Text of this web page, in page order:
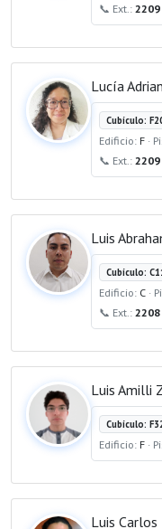
📞 Ext.: 2209
Lucía
Cubículo:
Edificio: F ·
📞 Ext.: 2209
Luis
Cubículo:
Edificio: C ·
📞 Ext.: 2208
Luis Amilli
Cubículo:
Edificio: F ·
Luis Carlos